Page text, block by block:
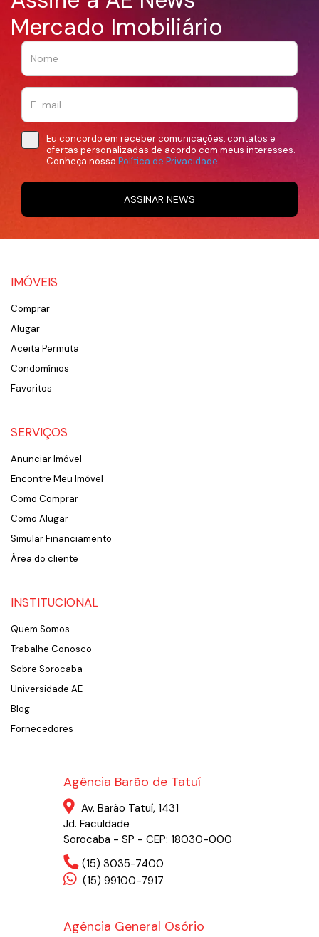
Mercado Imobiliário
Eu concordo em receber comunicações, contatos e
ofertas personalizadas de acordo com meus interesses.
Conheça nossa Política de Privacidade.
ASSINAR NEWS
IMÓVEIS
Comprar
Alugar
Aceita Permuta
Condomínios
Favoritos
SERVIÇOS
Anunciar Imóvel
Encontre Meu Imóvel
Como Comprar
Como Alugar
Simular Financiamento
Área do cliente
INSTITUCIONAL
Quem Somos
Trabalhe Conosco
Sobre Sorocaba
Universidade AE
Blog
Fornecedores
Agência Barão de Tatuí
Av. Barão Tatuí, 1431
Jd. Faculdade
Sorocaba - SP - CEP: 18030-000
(15) 3035-7400
(15) 99100-7917
Agência General Osório